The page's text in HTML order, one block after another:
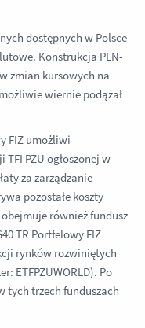
dostępnych w Polsce
Konstrukcja PLN-
zmian kursowych na
wiernie podążał
FIZ umożliwi
PZU ogłoszonej w
za zarządzanie
pozostałe koszty
również fundusz
TR Portfelowy FIZ
rynków rozwiniętych
ETFPZUWORLD). Po
tych trzech funduszach